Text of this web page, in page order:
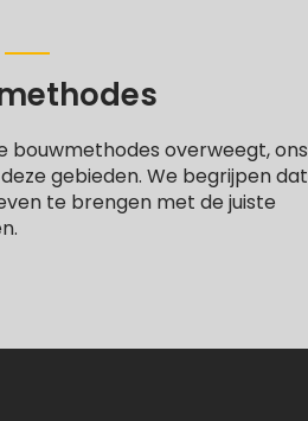
bouwmethodes overweegt, ons
gebieden. We begrijpen dat
te brengen met de juiste